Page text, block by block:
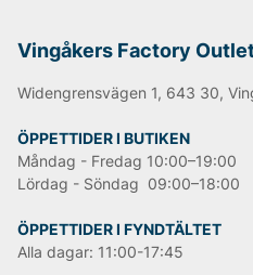
Vingåkers Factory
Widengrensvägen 1, 643 30,
ÖPPETTIDER I BUTIKEN
Måndag - Fredag 10:00–19:00
Lördag - Söndag 09:00–18:00
ÖPPETTIDER I FYNDTÄLTET
Alla dagar: 11:00-17:45